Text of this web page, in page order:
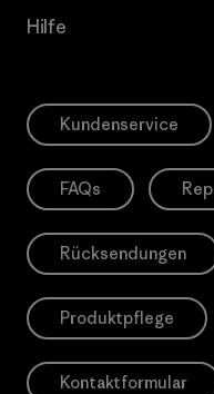
Hilfe
Kundenservice
FAQs
Rücksendungen
Produktpflege
Kontaktformular